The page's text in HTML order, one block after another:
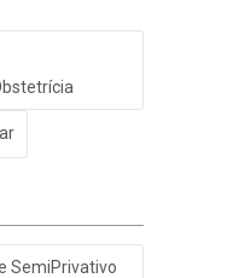
SemiPrivativo